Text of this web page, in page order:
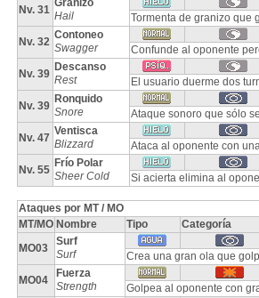
Nv. 31
Granizo
Hail
Tormenta de granizo que
Nv. 32
Contoneo
Swagger
Confunde al oponente
Nv. 39
Descanso
Rest
El usuario duerme dos
Nv. 39
Ronquido
Snore
Ataque sonoro que sólo
Nv. 47
Ventisca
Blizzard
Ataca al oponente con
Nv. 55
Frío Polar
Sheer Cold
Si acierta elimina al
Ataques por MT / MO
MT/MO Nombre Tipo
Categoría
MO03
Surf
Surf
Crea una gran ola que
MO04
Fuerza
Strength
Golpea al oponente con